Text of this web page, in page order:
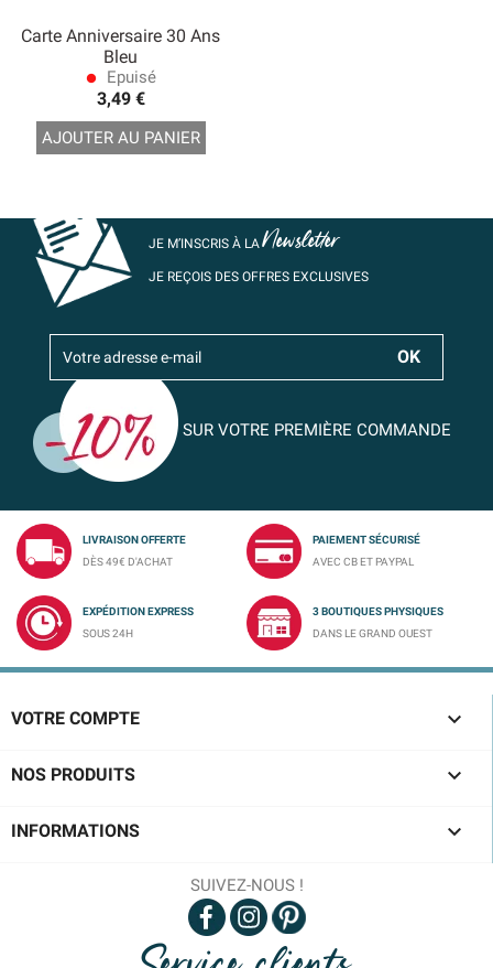
Carte Anniversaire 30 Ans
Bleu
lens Epuisé
3,49 €
AJOUTER AU PANIER
JE M’INSCRIS À LANewsletter
JE REÇOIS DES OFFRES EXCLUSIVES
SUR VOTRE PREMIÈRE COMMANDE
LIVRAISON OFFERTE
DÈS 49€ D'ACHAT
PAIEMENT SÉCURISÉ
AVEC CB ET PAYPAL
EXPÉDITION EXPRESS
SOUS 24H
3 BOUTIQUES PHYSIQUES
DANS LE GRAND OUEST
VOTRE COMPTE 
NOS PRODUITS 
INFORMATIONS 
SUIVEZ-NOUS !